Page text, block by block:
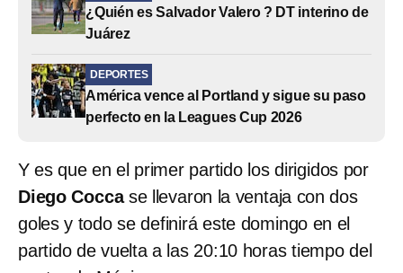
¿Quién es Salvador Valero ? DT interino de
Juárez
DEPORTES
América vence al Portland y sigue su paso
perfecto en la Leagues Cup 2026
Y es que en el primer partido los dirigidos por
Diego Coccase llevaron la ventaja con dos
goles y todo se definirá este domingo en el
partido de vuelta a las 20:10 horas tiempo del